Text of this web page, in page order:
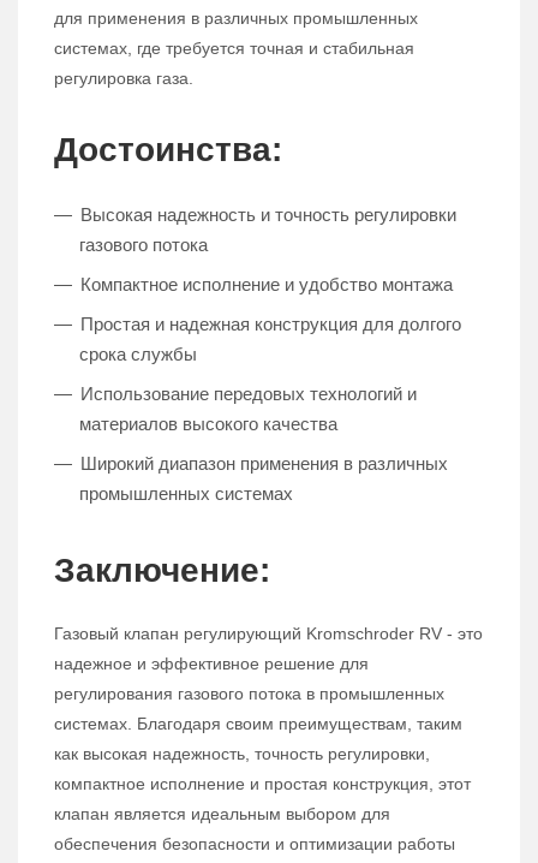
для применения в различных промышленных
системах, где требуется точная и стабильная
регулировка газа.
Достоинства:
Высокая надежность и точность регулировки
газового потока
Компактное исполнение и удобство монтажа
Простая и надежная конструкция для долгого
срока службы
Использование передовых технологий и
материалов высокого качества
Широкий диапазон применения в различных
промышленных системах
Заключение:
Газовый клапан регулирующий Kromschroder RV - это
надежное и эффективное решение для
регулирования газового потока в промышленных
системах. Благодаря своим преимуществам, таким
как высокая надежность, точность регулировки,
компактное исполнение и простая конструкция, этот
клапан является идеальным выбором для
обеспечения безопасности и оптимизации работы